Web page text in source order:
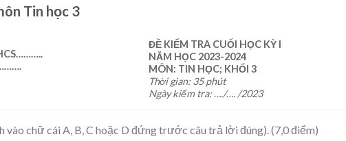
Tin học 3
………..
ĐỀ KIỂM TRA CUỐI HỌC KỲ I
NĂM HỌC 2023-2024
MÔN: TIN HỌC; KHỐI 3
Thời gian: 35 phút
Ngày kiểm tra: …./…. /2023
vào chữ cái A, B, C hoặc D đứng trước câu trả lời đúng). (7,0 điểm)